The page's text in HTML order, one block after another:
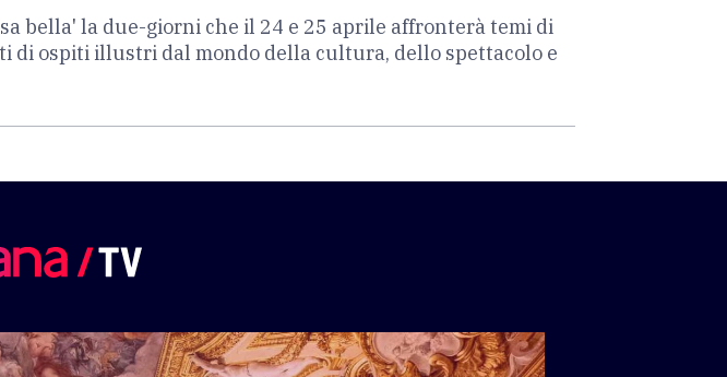
bella' la due-giorni che il 24 e 25 aprile affronterà temi di
di ospiti illustri dal mondo della cultura, dello spettacolo e